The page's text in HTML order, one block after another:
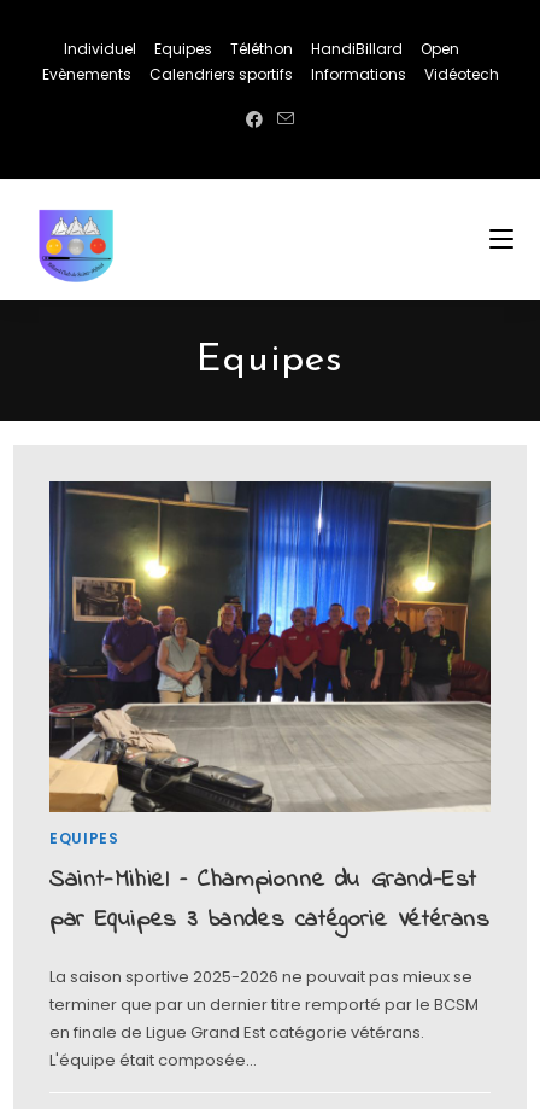
Individuel Equipes Téléthon HandiBillard
Open
Evènements
Calendriers sportifs Informations Vidéotech
Equipes
EQUIPES
Saint-Mihiel – Championne du Grand-Est
par Equipes 3 bandes catégorie Vétérans
La saison sportive 2025-2026 ne pouvait pas mieux se
terminer que par un dernier titre remporté par le BCSM
en finale de Ligue Grand Est catégorie vétérans.
L'équipe était composée…